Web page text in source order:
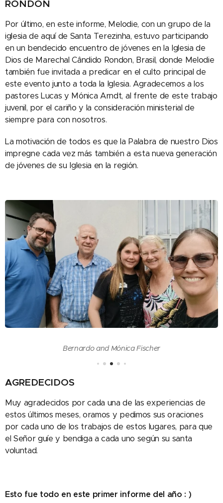
RONDON
Por último, en este informe, Melodie, con un grupo de la
iglesia de aquí de Santa Terezinha, estuvo participando
en un bendecido encuentro de jóvenes en la Iglesia de
Dios de Marechal Cândido Rondon, Brasil, donde Melodie
también fue invitada a predicar en el culto principal de
este evento junto a toda la Iglesia. Agradecemos a los
pastores Lucas y Mónica Arndt, al frente de este trabajo
juvenil, por el cariño y la consideración ministerial de
siempre para con nosotros.
La motivación de todos es que la Palabra de nuestro Dios
impregne cada vez más también a esta nueva generación
de jóvenes de su Iglesia en la región.
Bernardo and Mónica Fischer
AGREDECIDOS
Muy agradecidos por cada una de las experiencias de
estos últimos meses, oramos y pedimos sus oraciones
por cada uno de los trabajos de estos lugares, para que
el Señor guíe y bendiga a cada uno según su santa
voluntad.
Esto fue todo en este primer informe del año : )